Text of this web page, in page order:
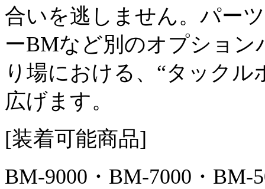
合いを逃しません。パー
ーBMなど別のオプショ
り場における、“タック
広げます。
[装着可能商品]
BM-9000・BM-7000・BM-